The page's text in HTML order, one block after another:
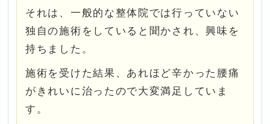
それは、一般的な整体院では行っていない
独自の施術をしていると聞かされ、興味を
持ちました。
施術を受けた結果、あれほど辛かった腰痛
がきれいに治ったので大変満足していま
す。